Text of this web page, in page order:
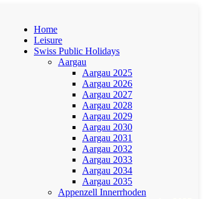
Home
Leisure
Swiss Public Holidays
Aargau
Aargau 2025
Aargau 2026
Aargau 2027
Aargau 2028
Aargau 2029
Aargau 2030
Aargau 2031
Aargau 2032
Aargau 2033
Aargau 2034
Aargau 2035
Appenzell Innerrhoden